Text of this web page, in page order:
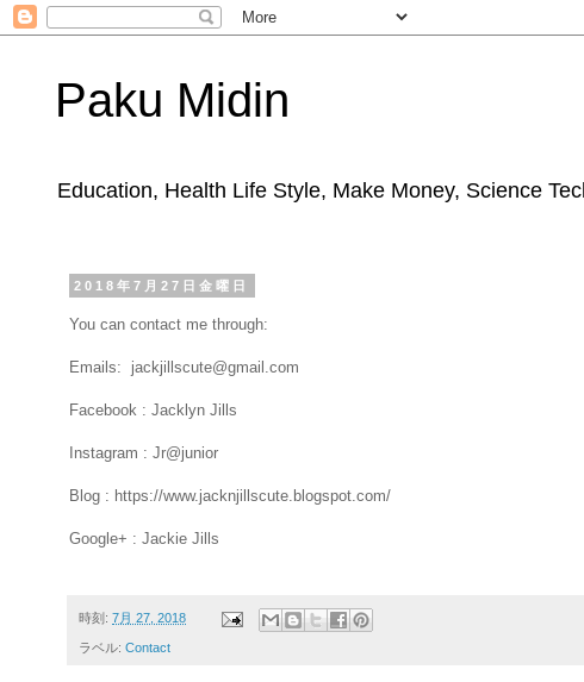
Paku Midin
Education, Health Life Style, Make Money, Science
2018年7月27日金曜日
You can contact me through:
Emails: jackjillscute@gmail.com
Facebook : Jacklyn Jills
Instagram : Jr@junior
Blog : https://www.jacknjillscute.blogspot.com/
Google+ : Jackie Jills
時刻: 7月 27, 2018
ラベル: Contact